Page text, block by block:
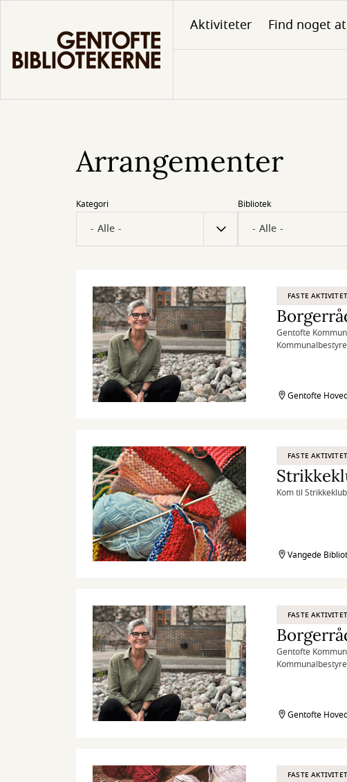
hovedindhold
Aktiviteter Find noget
Arrangementer
Kategori Bibliotek
FASTE
Gentofte
Gentofte
FASTE
Kom til
Vangede
FASTE
Gentofte
Gentofte
FASTE